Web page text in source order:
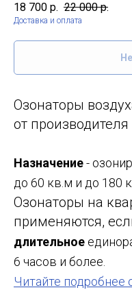
18 700 р. 22 000 р.
Доставка и оплата
Озонаторы
от
Назначение-
до 60 кв.м и до 180
Озонаторы на
применяются,
длительное
6 часов и более.
Читайте подробнее